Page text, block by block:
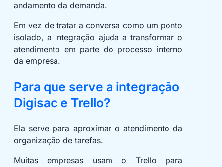
andamento da demanda.
Em vez de tratar a conversa como um ponto
isolado, a integração ajuda a transformar o
atendimento em parte do processo interno
da empresa.
Para que serve a integração
Digisac e Trello?
Ela serve para aproximar o atendimento da
organização de tarefas.
Muitas empresas usam o Trello para